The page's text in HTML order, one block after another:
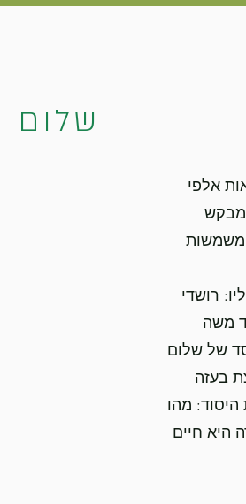
שלום
אלפי
מבקש
רושדי
משה
של שלום
בעזה
היסוד: מהו
היא חיים